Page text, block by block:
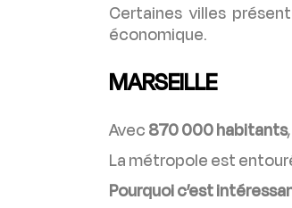
Certaines villes
économique.
MARSEILLE
Avec870 000 habitants
La métropole est
Pourquoi c’est